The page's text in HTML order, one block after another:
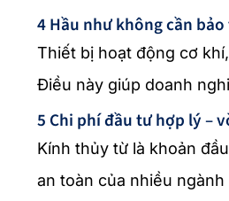
4 Hầu như không cần
Thiết bị hoạt động cơ
Điều này giúp doanh
5 Chi phí đầu tư hợp lý –
Kính thủy từ là khoản
an toàn của nhiều